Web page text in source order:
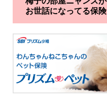
お世話になってる保険